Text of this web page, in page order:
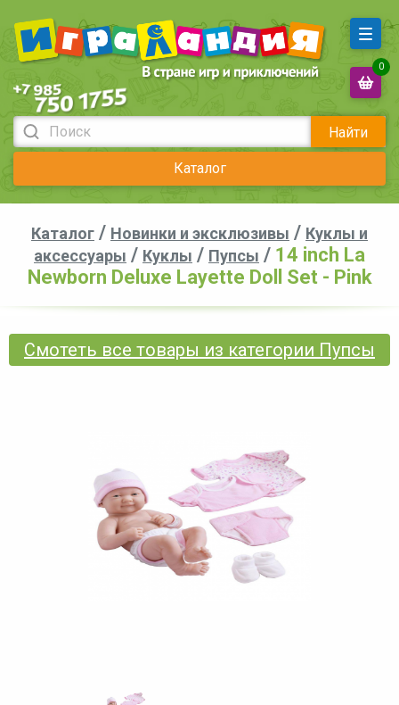
Найти
Каталог
0
Каталог / Новинки и эксклюзивы / Куклы и
аксессуары / Куклы / Пупсы / 14 inch La
Newborn Deluxe Layette Doll Set - Pink
Смотеть все товары из категории Пупсы